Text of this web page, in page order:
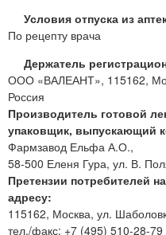
Условия отпуска из
По рецепту врача
Держатель
ООО «ВАЛЕАНТ», 115162,
Россия
Производитель готовой
упаковщик, выпускающий
Фармзавод Ельфа А.О.,
58-500 Еленя Гура, ул. В.
Претензии потребителей
адресу:
115162, Москва, ул.
тел./факс: +7 (495) 510-28-79